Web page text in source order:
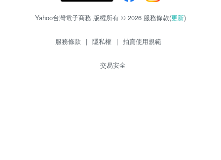
Yahoo台灣電子商務 版權所有 © 2026 服務條款(更新)
服務條款 | 隱私權 | 拍賣使用規範
交易安全